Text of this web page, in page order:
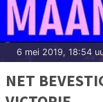
6 mei 2019, 18:54
NET